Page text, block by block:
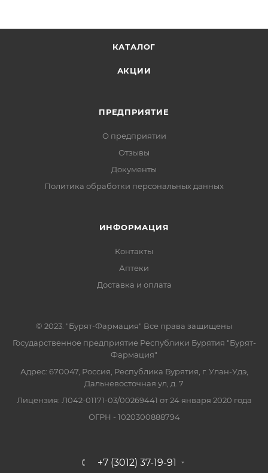
КАТАЛОГ
АКЦИИ
ПРЕДПРИЯТИЕ
О предприятии
Отзывы
Документы
Политика обработки персональных данных
ИНФОРМАЦИЯ
Контакты
Аптеки
Доставка и оплата
© 2023. "Бурят-Фармация" Все права защищены
Государственное предприятие Республики Бурятия "Бурят-
Фармация"
Адрес: 670047, Россия, Республика Бурятия, г. Улан-Удэ,
Дальневосточная ул, д. 7
Лицензия: Л042-01171-03/00269441 от 24 января 2020 года
ОГРН - 1020300888794
+7 (3012) 37-19-91